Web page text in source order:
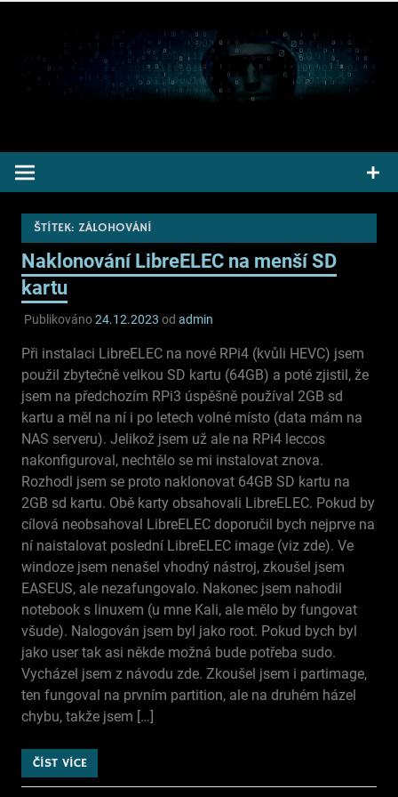
obsah
ŠTÍTEK: ZÁLOHOVÁNÍ
Naklonování LibreELEC na menší SD
kartu
Publikováno24.12.2023 od admin
Při instalaci LibreELEC na nové RPi4 (kvůli HEVC) jsem
použil zbytečně velkou SD kartu (64GB) a poté zjistil, že
jsem na předchozím RPi3 úspěšně používal 2GB sd
kartu a měl na ní i po letech volné místo (data mám na
NAS serveru). Jelikož jsem už ale na RPi4 leccos
nakonfiguroval, nechtělo se mi instalovat znova.
Rozhodl jsem se proto naklonovat 64GB SD kartu na
2GB sd kartu. Obě karty obsahovali LibreELEC. Pokud by
cílová neobsahoval LibreELEC doporučil bych nejprve na
ní naistalovat poslední LibreELEC image (viz zde). Ve
windoze jsem nenašel vhodný nástroj, zkoušel jsem
EASEUS, ale nezafungovalo. Nakonec jsem nahodil
notebook s linuxem (u mne Kali, ale mělo by fungovat
všude). Nalogován jsem byl jako root. Pokud bych byl
jako user tak asi někde možná bude potřeba sudo.
Vycházel jsem z návodu zde. Zkoušel jsem i partimage,
ten fungoval na prvním partition, ale na druhém házel
chybu, takže jsem […]
ČÍST VÍCE